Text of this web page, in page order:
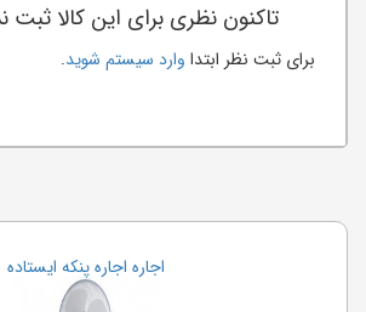
تاکنون نظری برای این کالا
برای ثبت نظر ابتدا وارد سیستم شوید.
اجاره اجاره پنکه ایستاده